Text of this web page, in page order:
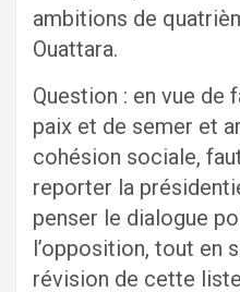
ambitions de
Ouattara.
Question : en vue de
paix et de semer et
cohésion sociale,
reporter la
penser le dialogue
l’opposition, tout en
révision de cette